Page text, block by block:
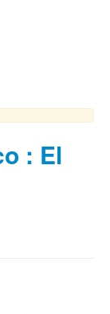
: El